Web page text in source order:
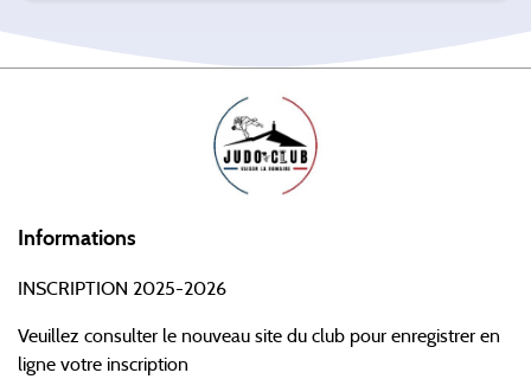
Informations
INSCRIPTION 2025-2026
Veuillez consulter le nouveau site du club pour enregistrer en
ligne votre inscription